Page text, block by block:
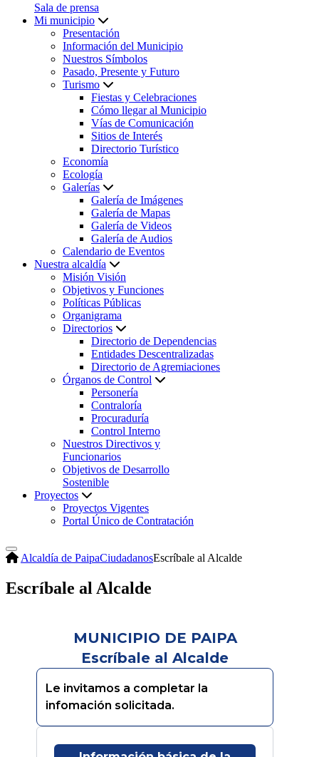
Sala de prensa
Mi municipio
Presentación
Información del Municipio
Nuestros Símbolos
Pasado, Presente y Futuro
Turismo
Fiestas y Celebraciones
Cómo llegar al Municipio
Vías de Comunicación
Sitios de Interés
Directorio Turístico
Economía
Ecología
Galerías
Galería de Imágenes
Galería de Mapas
Galería de Videos
Galería de Audios
Calendario de Eventos
Nuestra alcaldía
Misión Visión
Objetivos y Funciones
Políticas Públicas
Organigrama
Directorios
Directorio de Dependencias
Entidades Descentralizadas
Directorio de Agremiaciones
Órganos de Control
Personería
Contraloría
Procuraduría
Control Interno
Nuestros Directivos y
Funcionarios
Objetivos de Desarrollo
Sostenible
Proyectos
Proyectos Vigentes
Portal Único de Contratación
Alcaldía de PaipaCiudadanosEscríbale al Alcalde
Escríbale al Alcalde